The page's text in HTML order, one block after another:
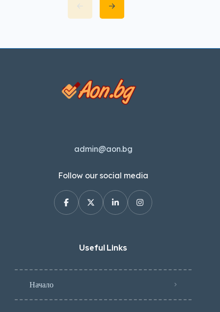
admin@aon.bg
Follow our social media
Useful Links
Начало